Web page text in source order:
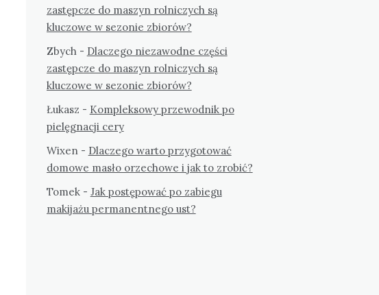
zastępcze do maszyn rolniczych są
kluczowe w sezonie zbiorów?
Zbych - Dlaczego niezawodne części
zastępcze do maszyn rolniczych są
kluczowe w sezonie zbiorów?
Łukasz - Kompleksowy przewodnik po
pielęgnacji cery
Wixen - Dlaczego warto przygotować
domowe masło orzechowe i jak to zrobić?
Tomek- Jak postępować po zabiegu
makijażu permanentnego ust?